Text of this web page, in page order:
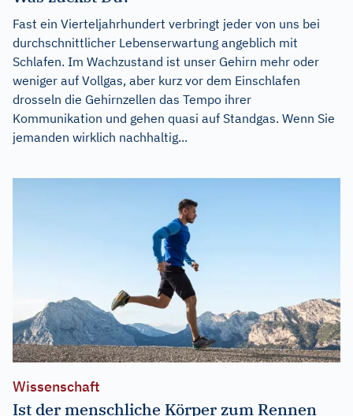
Fast ein Vierteljahrhundert verbringt jeder von uns bei
durchschnittlicher Lebenserwartung angeblich mit
Schlafen. Im Wachzustand ist unser Gehirn mehr oder
weniger auf Vollgas, aber kurz vor dem Einschlafen
drosseln die Gehirnzellen das Tempo ihrer
Kommunikation und gehen quasi auf Standgas. Wenn Sie
jemanden wirklich nachhaltig...
Wissenschaft
Ist der menschliche Körper zum Rennen